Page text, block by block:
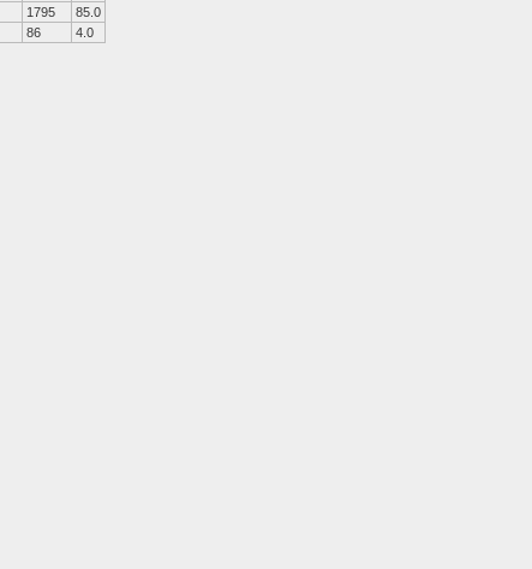
1795
85.0
86 4.0